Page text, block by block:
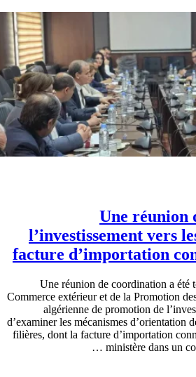
Une réunion
l’investissement vers
facture d’importation
Une réunion de coordination a été
Commerce extérieur et de la Promotion
algérienne de promotion de
d’examiner les mécanismes d’orientation
filières, dont la facture d’importation
ministère dans un